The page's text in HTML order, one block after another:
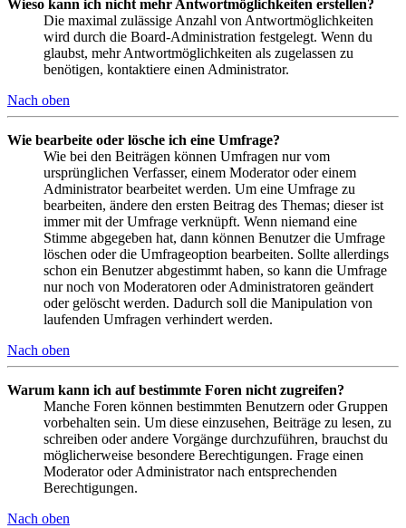
Wieso kann ich nicht mehr Antwortmöglichkeiten erstellen?
Die maximal zulässige Anzahl von Antwortmöglichkeiten
wird durch die Board-Administration festgelegt. Wenn du
glaubst, mehr Antwortmöglichkeiten als zugelassen zu
benötigen, kontaktiere einen Administrator.
Nach oben
Wie bearbeite oder lösche ich eine Umfrage?
Wie bei den Beiträgen können Umfragen nur vom
ursprünglichen Verfasser, einem Moderator oder einem
Administrator bearbeitet werden. Um eine Umfrage zu
bearbeiten, ändere den ersten Beitrag des Themas; dieser ist
immer mit der Umfrage verknüpft. Wenn niemand eine
Stimme abgegeben hat, dann können Benutzer die Umfrage
löschen oder die Umfrageoption bearbeiten. Sollte allerdings
schon ein Benutzer abgestimmt haben, so kann die Umfrage
nur noch von Moderatoren oder Administratoren geändert
oder gelöscht werden. Dadurch soll die Manipulation von
laufenden Umfragen verhindert werden.
Nach oben
Warum kann ich auf bestimmte Foren nicht zugreifen?
Manche Foren können bestimmten Benutzern oder Gruppen
vorbehalten sein. Um diese einzusehen, Beiträge zu lesen, zu
schreiben oder andere Vorgänge durchzuführen, brauchst du
möglicherweise besondere Berechtigungen. Frage einen
Moderator oder Administrator nach entsprechenden
Berechtigungen.
Nach oben